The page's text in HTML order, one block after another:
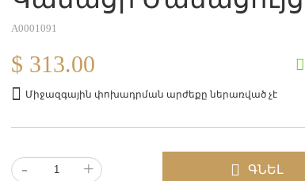
A0001091
$ 313.00
Միջազգային փոխադրման արժեքը ներառված չէ
- + ԳՆԵԼ